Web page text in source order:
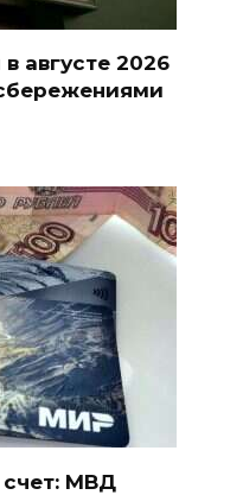
августе 2026
счет: МВД